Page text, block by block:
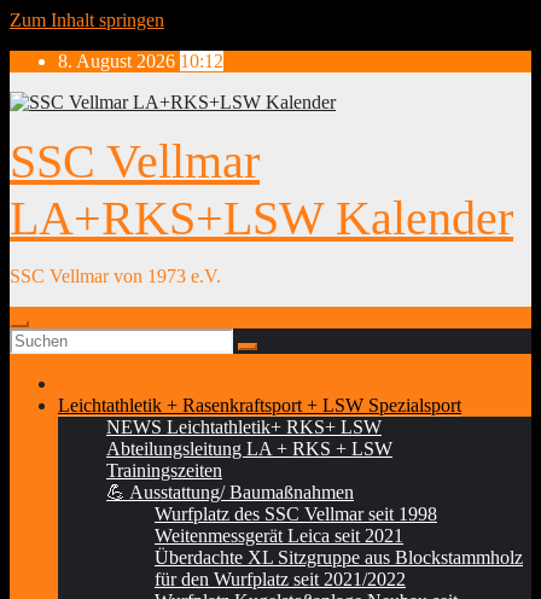
Zum Inhalt springen
8. August 2026 10:12
SSC Vellmar
LA+RKS+LSW Kalender
SSC Vellmar von 1973 e.V.
Leichtathletik + Rasenkraftsport + LSW Spezialsport
NEWS Leichtathletik+ RKS+ LSW
Abteilungsleitung LA + RKS + LSW
Trainingszeiten
💪 Ausstattung/ Baumaßnahmen
Wurfplatz des SSC Vellmar seit 1998
Weitenmessgerät Leica seit 2021
Überdachte XL Sitzgruppe aus Blockstammholz
für den Wurfplatz seit 2021/2022